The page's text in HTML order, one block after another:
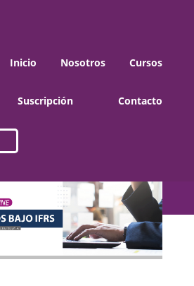
Inicio Nosotros Cursos
Suscripción Contacto